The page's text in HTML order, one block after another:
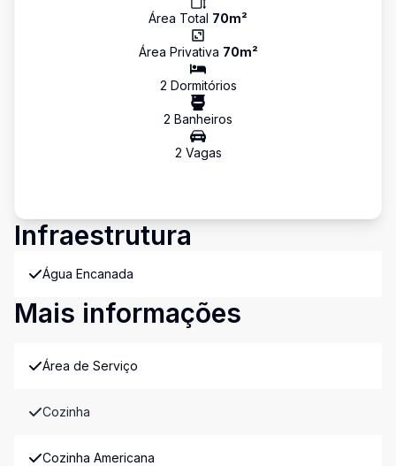
Área Total 70m²
Área Privativa 70m²
2 Dormitórios
2 Banheiros
2 Vagas
Infraestrutura
Água Encanada
Mais informações
Área de Serviço
Cozinha
Cozinha Americana